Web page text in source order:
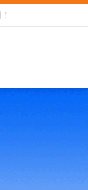
！